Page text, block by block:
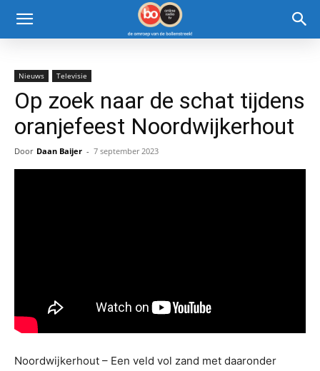
Nieuws Televisie
Op zoek naar de schat tijdens
oranjefeest Noordwijkerhout
Door Daan Baijer - 7 september 2023
Noordwijkerhout – Een veld vol zand met daaronder